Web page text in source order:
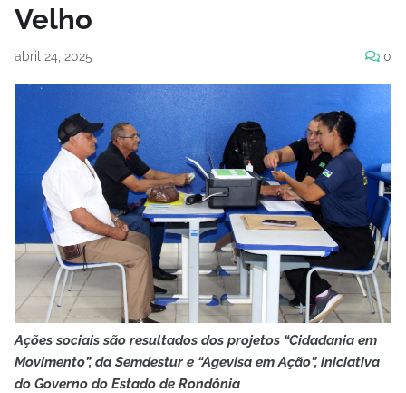
Velho
abril 24, 2025 0
Ações sociais são resultados dos projetos “Cidadania em
Movimento”, da Semdestur e “Agevisa em Ação”, iniciativa
do Governo do Estado de Rondônia